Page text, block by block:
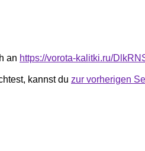
an https://vorota-kalitki.ru/
kannst du zur vorherigen